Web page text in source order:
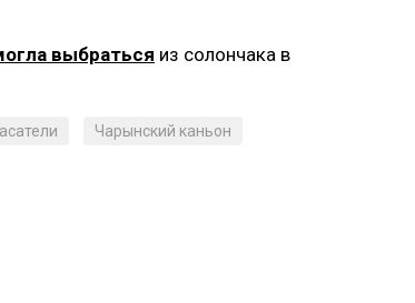
выбраться из солончака в
Чарынский каньон